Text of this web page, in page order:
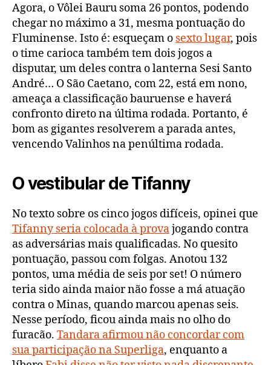
Agora, o Vôlei Bauru soma 26 pontos, podendo
chegar no máximo a 31, mesma pontuação do
Fluminense. Isto é: esqueçam o sexto lugar, pois
o time carioca também tem dois jogos a
disputar, um deles contra o lanterna Sesi Santo
André… O São Caetano, com 22, está em nono,
ameaça a classificação bauruense e haverá
confronto direto na última rodada. Portanto, é
bom as gigantes resolverem a parada antes,
vencendo Valinhos na penúltima rodada.
O vestibular de Tifanny
No texto sobre os cinco jogos difíceis, opinei que
Tifanny seria colocada à provajogando contra
as adversárias mais qualificadas. No quesito
pontuação, passou com folgas. Anotou 132
pontos, uma média de seis por set! O número
teria sido ainda maior não fosse a má atuação
contra o Minas, quando marcou apenas seis.
Nesse período, ficou ainda mais no olho do
furacão. Tandara afirmou não concordar com
sua participação na Superliga, enquanto a